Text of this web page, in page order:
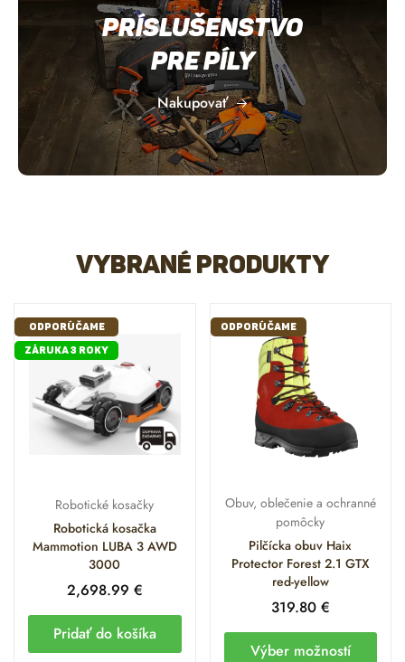
Príslušenstvo
pre píly
Nakupovať
Vybrané produkty
ODPORÚČAME
ZÁRUKA 3 ROKY
Robotické kosačky
Robotická kosačka
Mammotion LUBA 3 AWD
3000
2,698.99 €
Pridať do košíka
ODPORÚČAME
Obuv, oblečenie a ochranné
pomôcky
Pilčícka obuv Haix
Protector Forest 2.1 GTX
red-yellow
319.80 €
Výber možností